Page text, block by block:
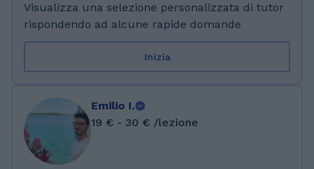
Visualizza una selezione personalizzata di tutor
rispondendo ad alcune rapide domande
Inizia
Emilio I.
19 € - 30 € /lezione